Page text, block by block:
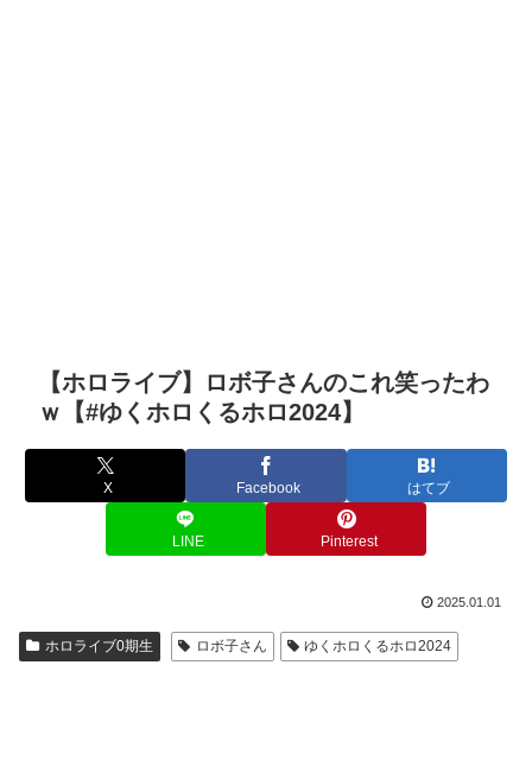
【ホロライブ】ロボ子さんのこれ笑ったわ
ｗ【#ゆくホロくるホロ2024】
X Facebook はてブ
LINE Pinterest
2025.01.01
ホロライブ0期生 ロボ子さん ゆくホロくるホロ2024